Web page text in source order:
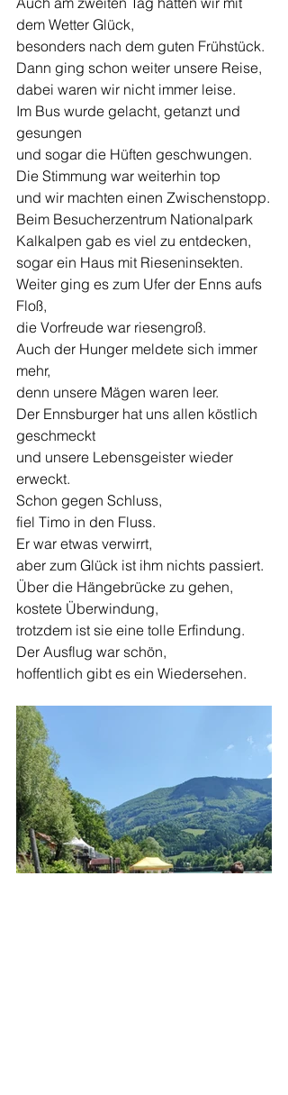
dem Wetter Glück,
besonders nach dem guten Frühstück.
Dann ging schon weiter unsere Reise,
dabei waren wir nicht immer leise.
Im Bus wurde gelacht, getanzt und
gesungen
und sogar die Hüften geschwungen.
Die Stimmung war weiterhin top
und wir machten einen Zwischenstopp.
Beim Besucherzentrum Nationalpark
Kalkalpen gab es viel zu entdecken,
sogar ein Haus mit Rieseninsekten.
Weiter ging es zum Ufer der Enns aufs
Floß,
die Vorfreude war riesengroß.
Auch der Hunger meldete sich immer
mehr,
denn unsere Mägen waren leer.
Der Ennsburger hat uns allen köstlich
geschmeckt
und unsere Lebensgeister wieder
erweckt.
Schon gegen Schluss,
fiel Timo in den Fluss.
Er war etwas verwirrt,
aber zum Glück ist ihm nichts passiert.
Über die Hängebrücke zu gehen,
kostete Überwindung,
trotzdem ist sie eine tolle Erfindung.
Der Ausflug war schön,
hoffentlich gibt es ein Wiedersehen.